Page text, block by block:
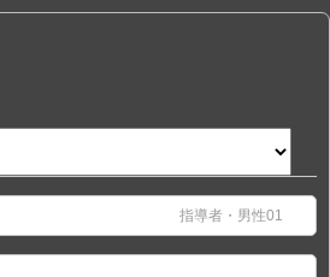
指導者・男性01